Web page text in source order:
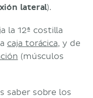
lateral).
la 12ª costilla
caja torácica, y de
(músculos
saber sobre los